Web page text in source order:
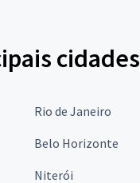
cidades
Rio de Janeiro
Belo Horizonte
Niterói